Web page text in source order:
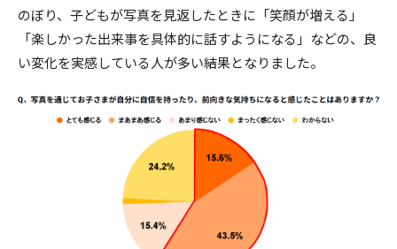
のぼり、子どもが写真を見返したときに「笑顔が増える」
「楽しかった出来事を具体的に話すようになる」などの、良
い変化を実感している人が多い結果となりました。